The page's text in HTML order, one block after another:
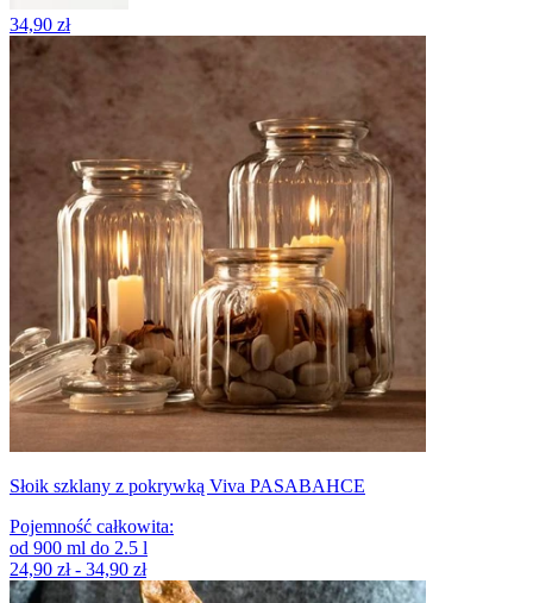
34,90 zł
Słoik szklany z pokrywką Viva PASABAHCE
Pojemność całkowita:
od 900 ml do 2.5 l
24,90 zł - 34,90 zł